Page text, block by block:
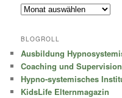
Archiv
BLOGROLL
Ausbildung
Coaching und
Hypno-systemisches
KidsLife Elternmagazin